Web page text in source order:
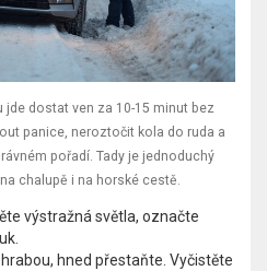
dostat ven za 10-15 minut bez
panice, neroztočit kola do ruda a
pořadí. Tady je jednoduchý
chalupě i na horské cestě.
výstražná světla, označte
hned přestaňte. Vyčistěte